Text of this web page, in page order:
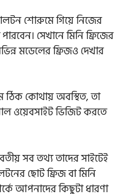
শোরুমে গিয়ে নিজের
সেখানে মিনি ফ্রিজের
মডেলের ফ্রিজও দেখার
কোথায় অবস্থিত, তা
ওয়েবসাইট ভিজিট করতে
সব তথ্য তাদের সাইটেই
ছোট ফ্রিজ বা মিনি
আপনাদের কিছুটা ধারণা